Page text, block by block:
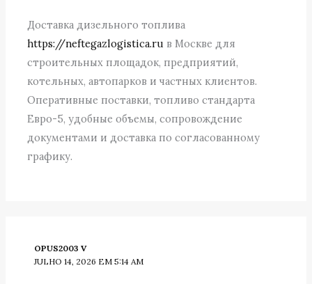
Доставка дизельного топлива
https://neftegazlogistica.ru в Москве для
строительных площадок, предприятий,
котельных, автопарков и частных клиентов.
Оперативные поставки, топливо стандарта
Евро-5, удобные объемы, сопровождение
документами и доставка по согласованному
графику.
OPUS2003 V
JULHO 14, 2026 EM 5:14 AM